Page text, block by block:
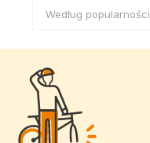
Według popularności